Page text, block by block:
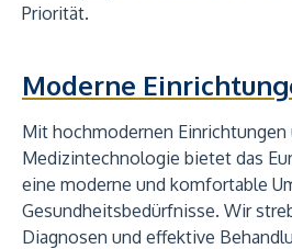
Priorität.
Moderne
Mit hochmodernen
Medizintechnologie bietet das
eine moderne und komfortable
Gesundheitsbedürfnisse. Wir
Diagnosen und effektive